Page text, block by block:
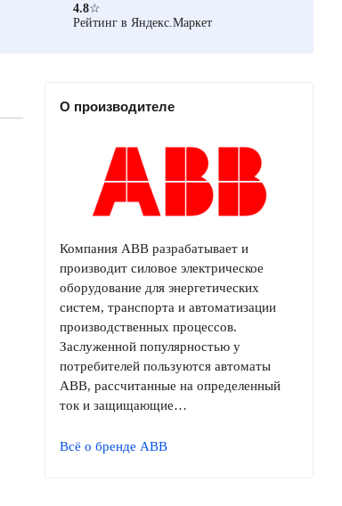
4.8☆
Рейтинг в Яндекс.Маркет
О производителе
Компания ABB разрабатывает и
производит силовое электрическое
оборудование для энергетических
систем, транспорта и автоматизации
производственных процессов.
Заслуженной популярностью у
потребителей пользуются автоматы
ABB, рассчитанные на определенный
ток и защищающие…
Всё о бренде ABB